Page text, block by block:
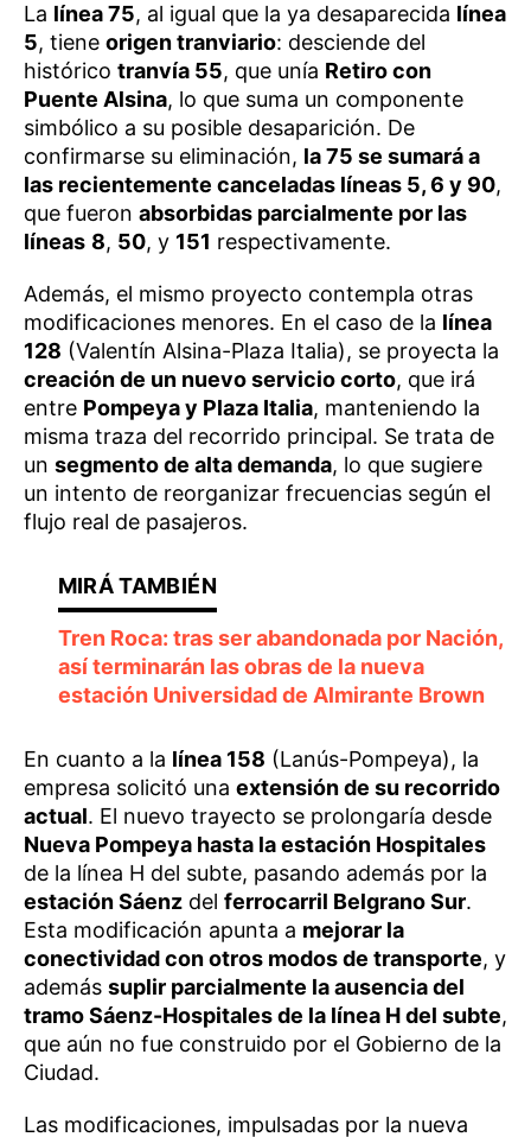
La línea 75, al igual que la ya desaparecida línea
5, tiene origen tranviario: desciende del
histórico tranvía 55, que unía Retiro con
Puente Alsina, lo que suma un componente
simbólico a su posible desaparición. De
confirmarse su eliminación, la 75 se sumará a
las recientemente canceladas líneas 5, 6 y 90,
que fueron absorbidas parcialmente por las
líneas 8, 50, y 151 respectivamente.
Además, el mismo proyecto contempla otras
modificaciones menores. En el caso de la línea
128 (Valentín Alsina-Plaza Italia), se proyecta la
creación de un nuevo servicio corto, que irá
entre Pompeya y Plaza Italia, manteniendo la
misma traza del recorrido principal. Se trata de
un segmento de alta demanda, lo que sugiere
un intento de reorganizar frecuencias según el
flujo real de pasajeros.
Tren Roca: tras ser abandonada por Nación,
así terminarán las obras de la nueva
estación Universidad de Almirante Brown
En cuanto a la línea 158 (Lanús-Pompeya), la
empresa solicitó una extensión de su recorrido
actual. El nuevo trayecto se prolongaría desde
Nueva Pompeya hasta la estación Hospitales
de la línea H del subte, pasando además por la
estación Sáenz del ferrocarril Belgrano Sur.
Esta modificación apunta a mejorar la
conectividad con otros modos de transporte, y
además suplir parcialmente la ausencia del
tramo Sáenz-Hospitales de la línea H del subte,
que aún no fue construido por el Gobierno de la
Ciudad.
Las modificaciones, impulsadas por la nueva